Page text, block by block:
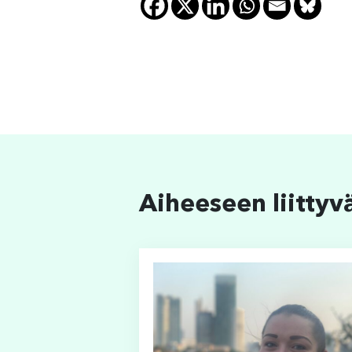
Aiheeseen